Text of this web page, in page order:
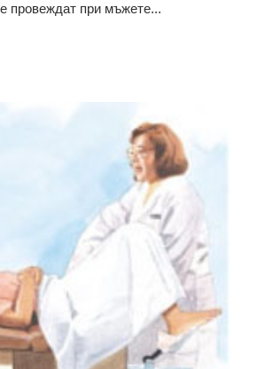
провеждат при мъжете...